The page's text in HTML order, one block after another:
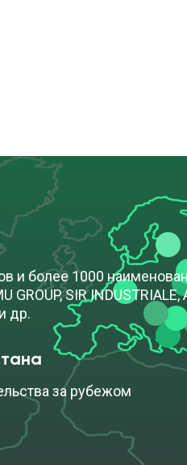
и более 1000
SIR
др.
за рубежом